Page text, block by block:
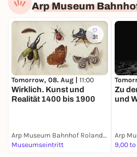
Arp Museum
31
Tomorrow, 08. Aug | 11:00
Wirklich. Kunst und
Realität 1400 bis 1900
Arp Museum Bahnhof Rolandseck
Museumseintritt
Zu
und
9,00 to